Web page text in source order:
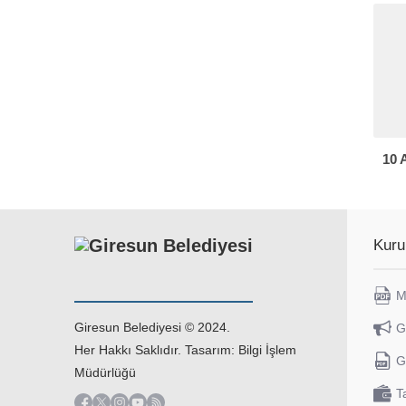
10
Giresun Belediyesi © 2024.
Her Hakkı Saklıdır. Tasarım: Bilgi İşlem
Müdürlüğü